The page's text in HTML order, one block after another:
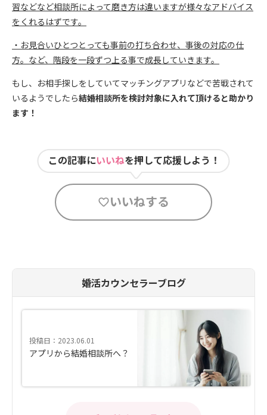
習などなど相談所によって磨き方は違いますが様々なアドバイス
をくれるはずです。
・お見合いひとつとっても事前の打ち合わせ、事後の対応の仕
方。など、階段を一段ずつ上る事で成長していきます。
もし、お相手探しをしていてマッチングアプリなどで苦戦されて
いるようでしたら結婚相談所を検討対象に入れて頂けると助かり
ます！
この記事にいいねを押して応援しよう！
いいねする
婚活カウンセラーブログ
投稿日：2023.06.01
アプリから結婚相談所へ？